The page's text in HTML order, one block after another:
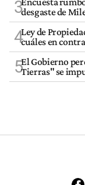
3desgaste de
4Ley de
cuáles en contra
5El Gobierno
Tierras" se